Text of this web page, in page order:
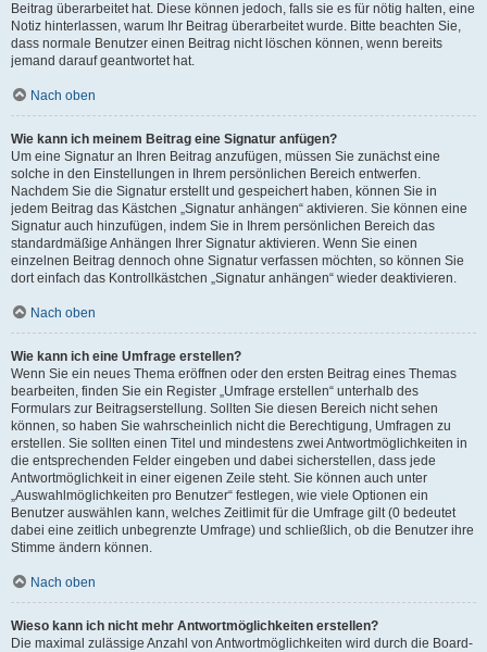
Beitrag überarbeitet hat. Diese können jedoch, falls sie es für nötig halten, eine
Notiz hinterlassen, warum Ihr Beitrag überarbeitet wurde. Bitte beachten Sie,
dass normale Benutzer einen Beitrag nicht löschen können, wenn bereits
jemand darauf geantwortet hat.
Nach oben
Wie kann ich meinem Beitrag eine Signatur anfügen?
Um eine Signatur an Ihren Beitrag anzufügen, müssen Sie zunächst eine
solche in den Einstellungen in Ihrem persönlichen Bereich entwerfen.
Nachdem Sie die Signatur erstellt und gespeichert haben, können Sie in
jedem Beitrag das Kästchen „Signatur anhängen“ aktivieren. Sie können eine
Signatur auch hinzufügen, indem Sie in Ihrem persönlichen Bereich das
standardmäßige Anhängen Ihrer Signatur aktivieren. Wenn Sie einen
einzelnen Beitrag dennoch ohne Signatur verfassen möchten, so können Sie
dort einfach das Kontrollkästchen „Signatur anhängen“ wieder deaktivieren.
Nach oben
Wie kann ich eine Umfrage erstellen?
Wenn Sie ein neues Thema eröffnen oder den ersten Beitrag eines Themas
bearbeiten, finden Sie ein Register „Umfrage erstellen“ unterhalb des
Formulars zur Beitragserstellung. Sollten Sie diesen Bereich nicht sehen
können, so haben Sie wahrscheinlich nicht die Berechtigung, Umfragen zu
erstellen. Sie sollten einen Titel und mindestens zwei Antwortmöglichkeiten in
die entsprechenden Felder eingeben und dabei sicherstellen, dass jede
Antwortmöglichkeit in einer eigenen Zeile steht. Sie können auch unter
„Auswahlmöglichkeiten pro Benutzer“ festlegen, wie viele Optionen ein
Benutzer auswählen kann, welches Zeitlimit für die Umfrage gilt (0 bedeutet
dabei eine zeitlich unbegrenzte Umfrage) und schließlich, ob die Benutzer ihre
Stimme ändern können.
Nach oben
Wieso kann ich nicht mehr Antwortmöglichkeiten erstellen?
Die maximal zulässige Anzahl von Antwortmöglichkeiten wird durch die Board-